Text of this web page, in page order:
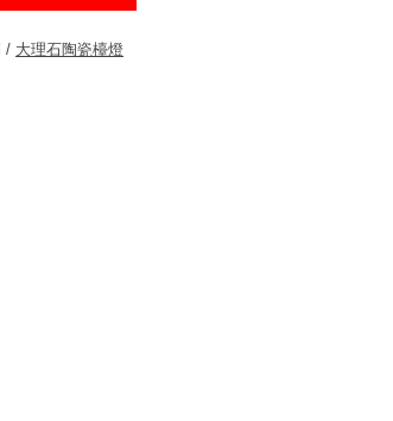
/ 大理石陶瓷檯燈